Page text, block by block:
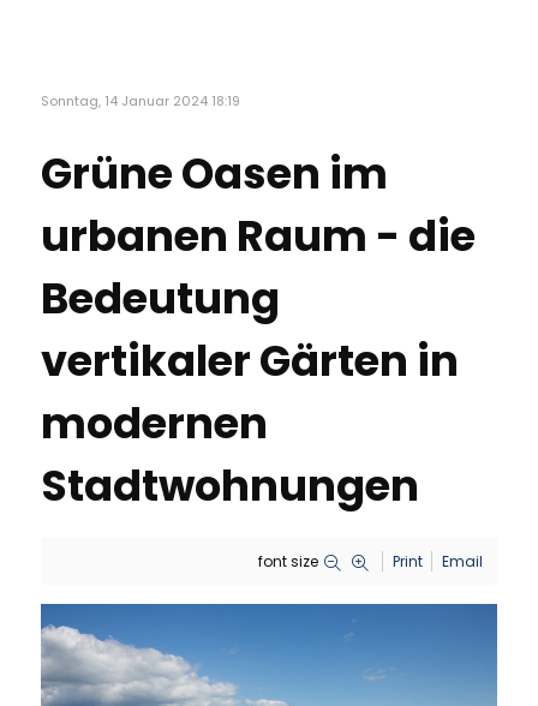
Sonntag, 14 Januar 2024 18:19
Grüne Oasen im
urbanen Raum - die
Bedeutung
vertikaler Gärten in
modernen
Stadtwohnungen
font size Print Email